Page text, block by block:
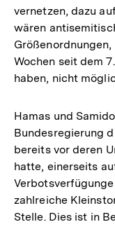
vernetzen, dazu
wären
Wochen seit dem
haben, nicht
Hamas und
Bundesregierung
bereits vor deren
hatte, einerseits
zahlreiche
Stelle. Dies ist in